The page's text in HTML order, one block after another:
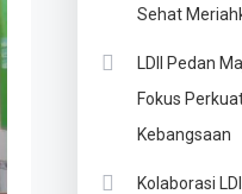
Sehat
LDII Pedan
Fokus
Kebangsaan
Kolaborasi